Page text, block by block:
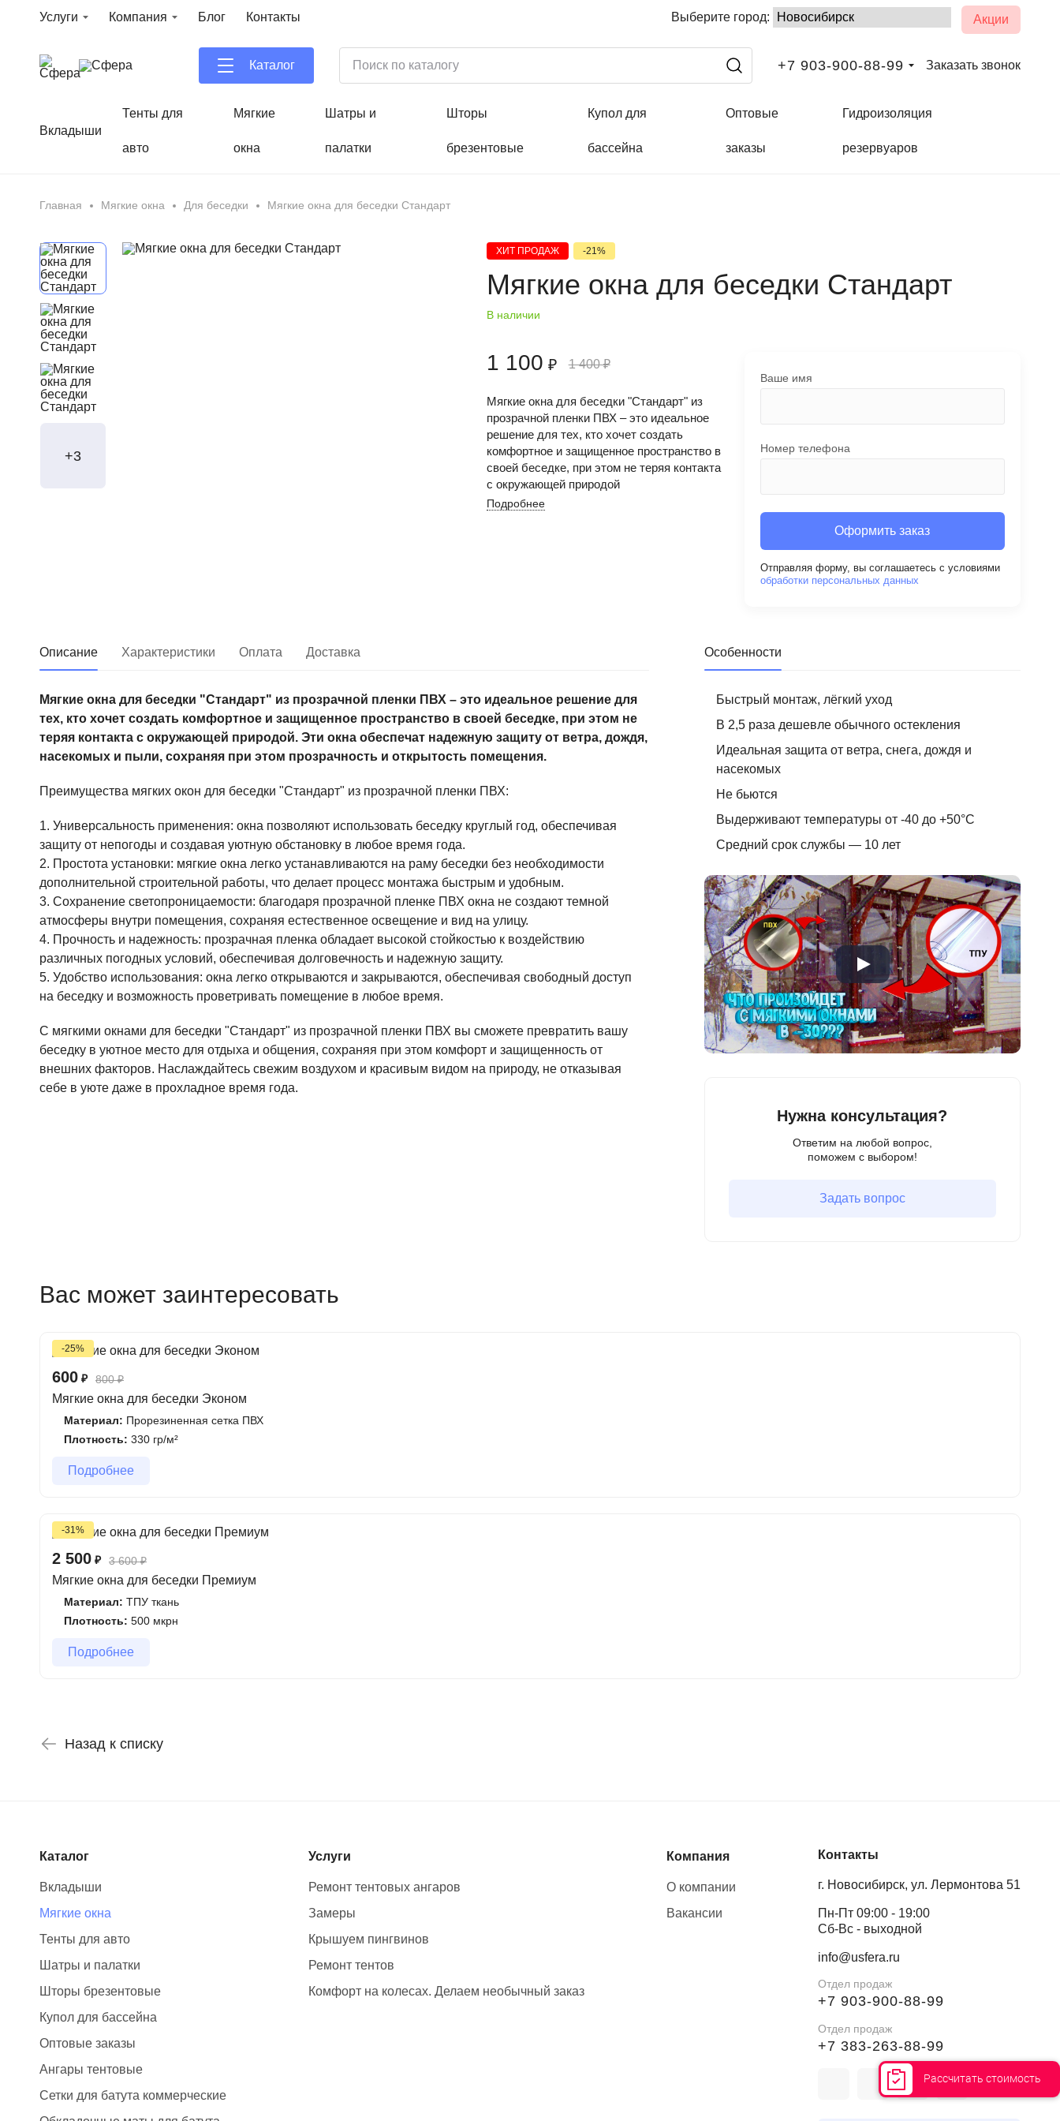
Услуги Компания Блог Контакты Выберите город: Акции
Каталог +7 903-900-88-99 Заказать звонок
Вкладыши
Тенты для
авто
Мягкие
окна
Шатры и
палатки
Шторы
брезентовые
Купол для
бассейна
Оптовые
заказы
Гидроизоляция
резервуаров
Главная Мягкие окна Для беседки Мягкие окна для беседки Стандарт
+3
ХИТ ПРОДАЖ -21%
Мягкие окна для беседки Стандарт
В наличии
1 100 ₽ 1 400₽
Мягкие окна для беседки "Стандарт" из
прозрачной пленки ПВХ – это идеальное
решение для тех, кто хочет создать
комфортное и защищенное пространство в
своей беседке, при этом не теряя контакта
с окружающей природой
Подробнее
Ваше имя
Номер телефона
Оформить заказ
Отправляя форму, вы соглашаетесь с условиями
обработки персональных данных
Описание Характеристики Оплата Доставка
Мягкие окна для беседки "Стандарт" из прозрачной пленки ПВХ – это идеальное решение для
тех, кто хочет создать комфортное и защищенное пространство в своей беседке, при этом не
теряя контакта с окружающей природой. Эти окна обеспечат надежную защиту от ветра, дождя,
насекомых и пыли, сохраняя при этом прозрачность и открытость помещения.
Преимущества мягких окон для беседки "Стандарт" из прозрачной пленки ПВХ:
1. Универсальность применения: окна позволяют использовать беседку круглый год, обеспечивая
защиту от непогоды и создавая уютную обстановку в любое время года.
2. Простота установки: мягкие окна легко устанавливаются на раму беседки без необходимости
дополнительной строительной работы, что делает процесс монтажа быстрым и удобным.
3. Сохранение светопроницаемости: благодаря прозрачной пленке ПВХ окна не создают темной
атмосферы внутри помещения, сохраняя естественное освещение и вид на улицу.
4. Прочность и надежность: прозрачная пленка обладает высокой стойкостью к воздействию
различных погодных условий, обеспечивая долговечность и надежную защиту.
5. Удобство использования: окна легко открываются и закрываются, обеспечивая свободный доступ
на беседку и возможность проветривать помещение в любое время.
С мягкими окнами для беседки "Стандарт" из прозрачной пленки ПВХ вы сможете превратить вашу
беседку в уютное место для отдыха и общения, сохраняя при этом комфорт и защищенность от
внешних факторов. Наслаждайтесь свежим воздухом и красивым видом на природу, не отказывая
себе в уюте даже в прохладное время года.
Особенности
Быстрый монтаж, лёгкий уход
В 2,5 раза дешевле обычного остекления
Идеальная защита от ветра, снега, дождя и
насекомых
Не бьются
Выдерживают температуры от -40 до +50°C
Средний срок службы — 10 лет
Нужна консультация?
Ответим на любой вопрос,
поможем с выбором!
Задать вопрос
Вас может заинтересовать
-25%
600 ₽ 800₽
Мягкие окна для беседки Эконом
Материал: Прорезиненная сетка ПВХ
Плотность: 330 гр/м²
Подробнее
-31%
2 500 ₽ 3 600₽
Мягкие окна для беседки Премиум
Материал: ТПУ ткань
Плотность: 500 мкрн
Подробнее
Назад к списку
Каталог
Вкладыши
Мягкие окна
Тенты для авто
Шатры и палатки
Шторы брезентовые
Купол для бассейна
Оптовые заказы
Ангары тентовые
Сетки для батута коммерческие
Услуги
Ремонт тентовых ангаров
Замеры
Крышуем пингвинов
Ремонт тентов
Комфорт на колесах. Делаем необычный заказ
Компания
О компании
Вакансии
Контакты
г. Новосибирск, ул. Лермонтова 51
Пн-Пт 09:00 - 19:00
Сб-Вс - выходной
info@usfera.ru
Отдел продаж
+7 903-900-88-99
Отдел продаж
+7 383-263-88-99
Рассчитать стоимость